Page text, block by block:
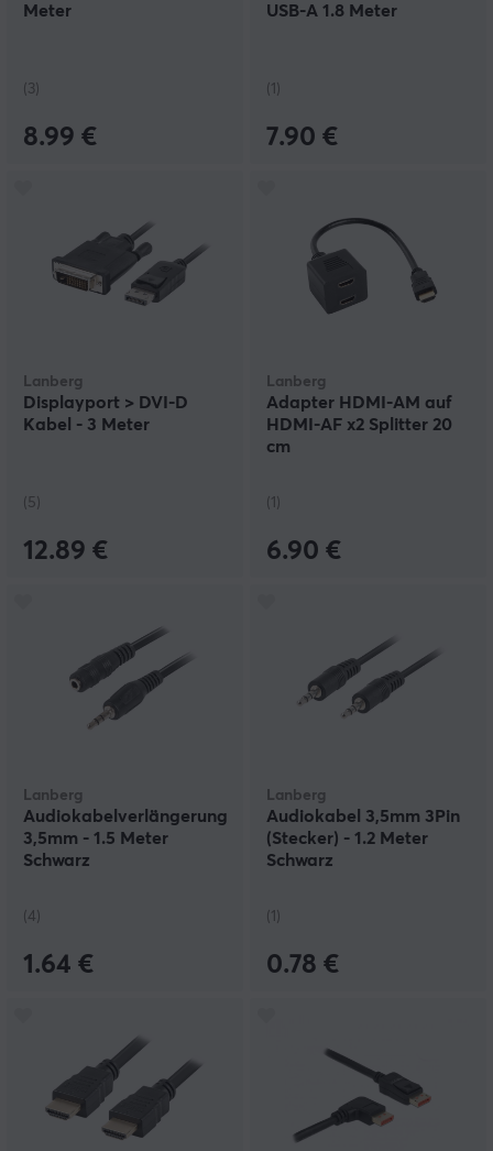
Meter
(3)
8.99 €
USB-A 1.8 Meter
(1)
7.90 €
Lanberg
Displayport > DVI-D
Kabel - 3 Meter
(5)
12.89 €
Lanberg
Adapter HDMI-AM auf
HDMI-AF x2 Splitter 20
cm
(1)
6.90 €
Lanberg
Audiokabelverlängerung
3,5mm - 1.5 Meter
Schwarz
(4)
1.64 €
Lanberg
Audiokabel 3,5mm 3Pin
(Stecker) - 1.2 Meter
Schwarz
(1)
0.78 €